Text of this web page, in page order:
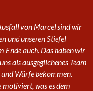
von Marcel sind wir
und unseren Stiefel
Ende auch. Das haben wir
als ausgeglichenes Team
Würfe bekommen.
motiviert, was es dem